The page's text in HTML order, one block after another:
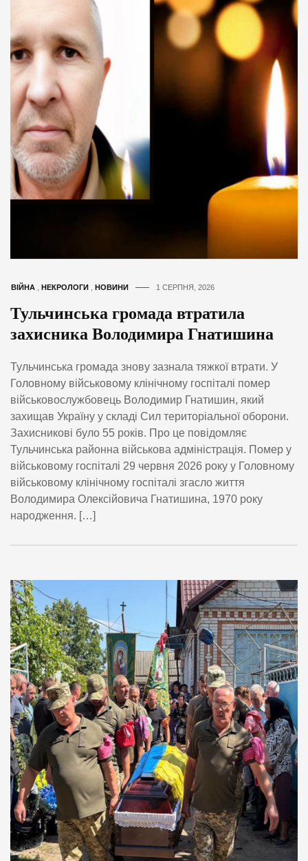
ВІЙНА НЕКРОЛОГИ НОВИНИ 1 СЕРПНЯ, 2026
Тульчинська громада втратила
захисника Володимира Гнатишина
Тульчинська громада знову зазнала тяжкої втрати. У
Головному військовому клінічному госпіталі помер
військовослужбовець Володимир Гнатишин, який
захищав Україну у складі Сил територіальної оборони.
Захисникові було 55 років. Про це повідомляє
Тульчинська районна військова адміністрація. Помер у
військовому госпіталі 29 червня 2026 року у Головному
військовому клінічному госпіталі згасло життя
Володимира Олексійовича Гнатишина, 1970 року
народження. […]